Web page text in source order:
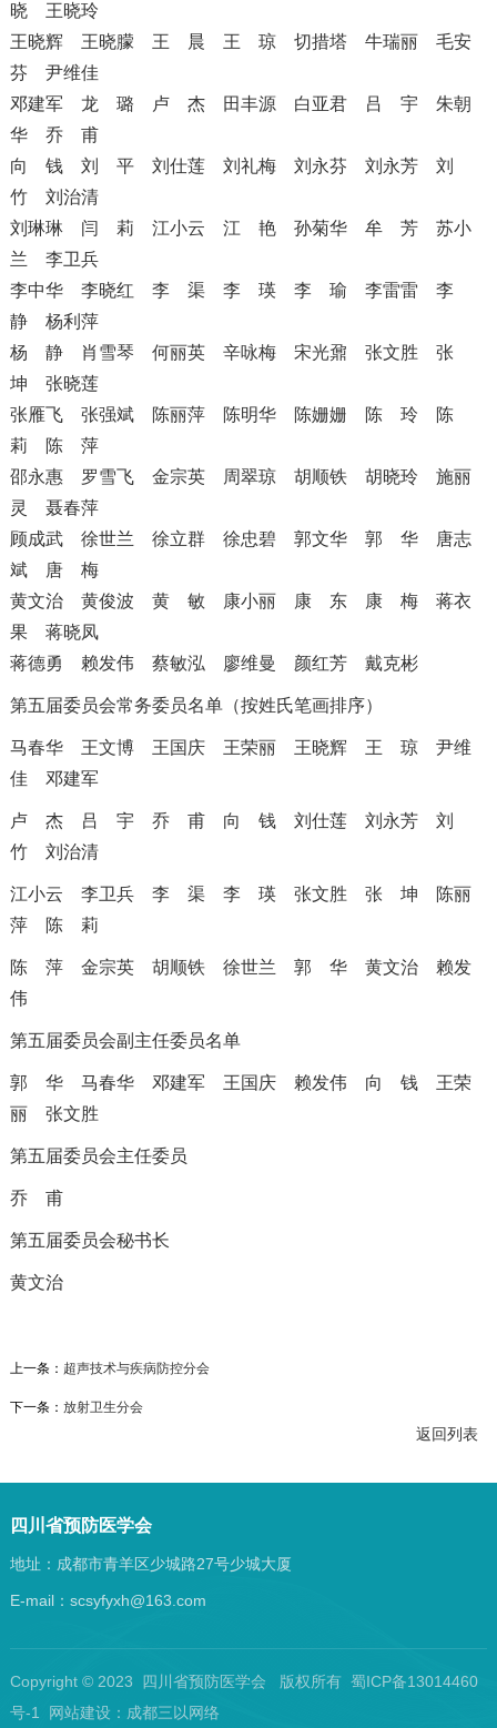
晓 王晓玲
王晓辉 王晓朦 王 晨 王 琼 切措塔 牛瑞丽 毛安
芬 尹维佳
邓建军 龙 璐 卢 杰 田丰源 白亚君 吕 宇 朱朝
华 乔 甫
向 钱 刘 平 刘仕莲 刘礼梅 刘永芬 刘永芳 刘
竹 刘治清
刘琳琳 闫 莉 江小云 江 艳 孙菊华 牟 芳 苏小
兰 李卫兵
李中华 李晓红 李 渠 李 瑛 李 瑜 李雷雷 李
静 杨利萍
杨 静
肖雪琴 何丽英 辛咏梅 宋光鼐 张文胜 张
坤 张晓莲
张雁飞 张强斌 陈丽萍 陈明华 陈姗姗 陈 玲
陈
莉
陈 萍
邵永惠 罗雪飞 金宗英 周翠琼 胡顺铁 胡晓玲 施丽
灵 聂春萍
顾成武 徐世兰 徐立群 徐忠碧 郭文华 郭 华
唐志
斌
唐 梅
黄文治 黄俊波 黄 敏 康小丽 康 东 康 梅 蒋衣
果 蒋晓凤
蒋德勇 赖发伟 蔡敏泓 廖维曼 颜红芳 戴克彬
第五届委员会常务委员名单（按姓氏笔画排序）
马春华 王文博 王国庆 王荣丽 王晓辉 王 琼 尹维
佳 邓建军
卢 杰 吕 宇 乔 甫 向 钱 刘仕莲 刘永芳 刘
竹 刘治清
江小云 李卫兵 李 渠 李 瑛 张文胜 张 坤
陈丽
萍
陈 莉
陈 萍 金宗英 胡顺铁 徐世兰 郭 华 黄文治 赖发
伟
第五届委员会副主任委员名单
郭 华 马春华 邓建军 王国庆 赖发伟 向 钱 王荣
丽 张文胜
第五届委员会主任委员
乔 甫
第五届委员会秘书长
黄文治
上一条： 超声技术与疾病防控分会
下一条： 放射卫生分会
返回列表
四川省预防医学会
地址：成都市青羊区少城路27号少城大厦
E-mail：scsyfyxh@163.com
Copyright © 2023 四川省预防医学会 版权所有 蜀ICP备13014460
号-1 网站建设： 成都三以网络